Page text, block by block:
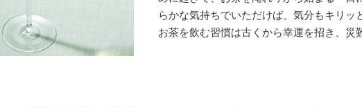
らかな気持ちでいただけば、気分もキリッ
お茶を飲む習慣は古くから幸運を招き、災